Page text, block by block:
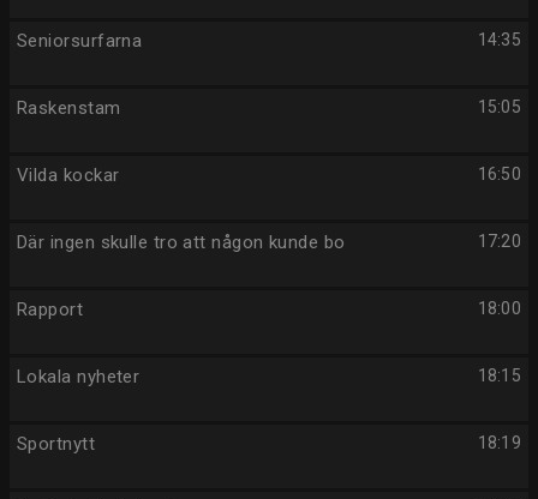
14:35
Seniorsurfarna
15:05
Raskenstam
16:50
Vilda kockar
17:20
Där ingen skulle tro att någon kunde bo
18:00
Rapport
18:15
Lokala nyheter
18:19
Sportnytt